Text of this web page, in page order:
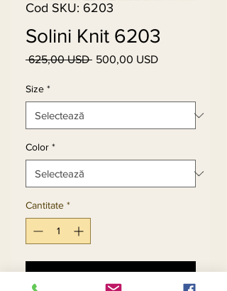
Cod SKU: 6203
Solini Knit 6203
625,00 USD Preț
500,00 USDPreț
Size *
Color *
Cantitate *
Adaugă în coș